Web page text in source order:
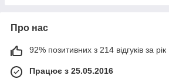
Про нас
92% позитивних з 214 відгуків за рік
Працює з 25.05.2016